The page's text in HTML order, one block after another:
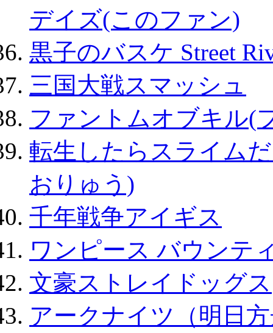
デイズ(このファン)
黒子のバスケ Street
三国大戦スマッシュ
ファントムオブキル(
転生したらスライム
おりゅう)
千年戦争アイギス
ワンピース バウンテ
文豪ストレイドッグス
アークナイツ（明日